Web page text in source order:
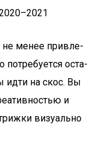
не менее при­вле­
потре­бу­ет­ся оста­
идти на скос. Вы
и
визу­аль­но